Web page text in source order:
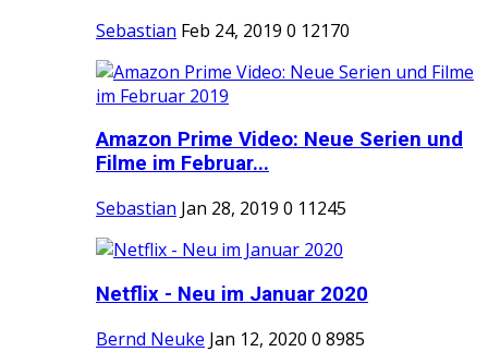
Sebastian Feb 24, 2019 0 12170
Amazon Prime Video: Neue Serien und
Filme im Februar...
Sebastian Jan 28, 2019 0 11245
Netflix - Neu im Januar 2020
Bernd Neuke Jan 12, 2020 0 8985